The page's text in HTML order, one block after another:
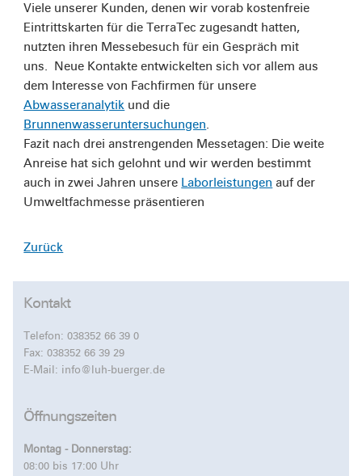
Viele unserer Kunden, denen wir vorab kostenfreie
Eintrittskarten für die TerraTec zugesandt hatten,
nutzten ihren Messebesuch für ein Gespräch mit
uns. Neue Kontakte entwickelten sich vor allem aus
dem Interesse von Fachfirmen für unsere
Abwasseranalytik und die
Brunnenwasseruntersuchungen.
Fazit nach drei anstrengenden Messetagen: Die weite
Anreise hat sich gelohnt und wir werden bestimmt
auch in zwei Jahren unsere Laborleistungen auf der
Umweltfachmesse präsentieren
Zurück
Kontakt
Telefon:038352 66 39 0
Fax: 038352 66 39 29
E-Mail: info@luh-buerger.de
Öffnungszeiten
Montag - Donnerstag:
08:00 bis 17:00 Uhr